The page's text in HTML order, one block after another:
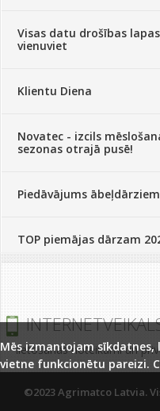
Visas datu drošības lapas
vienuviet
Klientu Diena
Novatec - izcils
sezonas otrajā pusē!
Piedāvājums ābeļdārziem
TOP piemājas dārzam
Dezinfekcija,
lietošanas noteikumi un
©2023 Agrimatco Latvia.
Mēs izmantojam sīkdatnes,
vietne funkcionētu pareizi.